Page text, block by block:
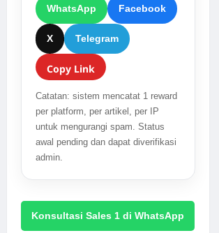
WhatsApp Facebook
X Telegram
Copy Link
Catatan: sistem mencatat 1 reward
per platform, per artikel, per IP
untuk mengurangi spam. Status
awal pending dan dapat diverifikasi
admin.
Konsultasi Sales 1 di WhatsApp